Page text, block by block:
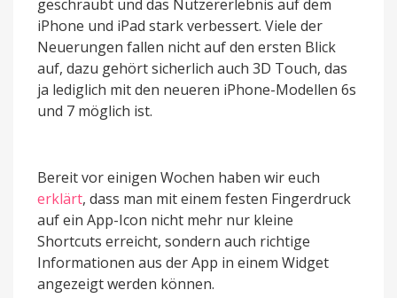
geschraubt und das Nutzererlebnis auf dem
iPhone und iPad stark verbessert. Viele der
Neuerungen fallen nicht auf den ersten Blick
auf, dazu gehört sicherlich auch 3D Touch, das
ja lediglich mit den neueren iPhone-Modellen 6s
und 7 möglich ist.
Bereit vor einigen Wochen haben wir euch
erklärt, dass man mit einem festen Fingerdruck
auf ein App-Icon nicht mehr nur kleine
Shortcuts erreicht, sondern auch richtige
Informationen aus der App in einem Widget
angezeigt werden können.